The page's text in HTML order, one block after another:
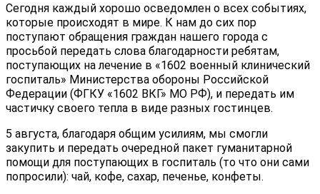
Сегодня каждый хорошо осведомлен о всех событиях,
которые происходят в мире. К нам до сих пор
поступают обращения граждан нашего города с
просьбой передать слова благодарности ребятам,
поступающих на лечение в «1602 военный клинический
госпиталь» Министерства обороны Российской
Федерации (ФГКУ «1602 ВКГ» МО РФ), и передать им
частичку своего тепла в виде разных гостинцев.
5 августа, благодаря общим усилиям, мы смогли
закупить и передать очередной пакет гуманитарной
помощи для поступающих в госпиталь (то что они сами
попросили): чай, кофе, сахар, печенье, конфеты.